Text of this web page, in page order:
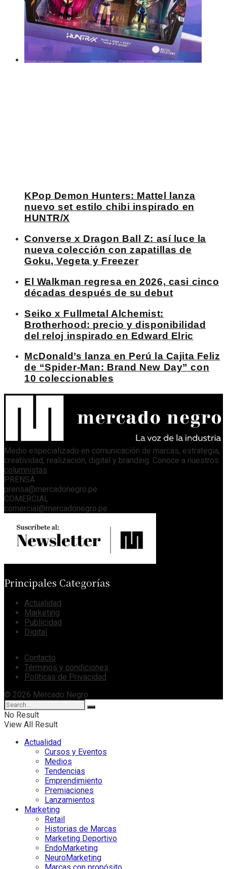
KPop Demon Hunters: Mattel lanza
nuevo set estilo chibi inspirado en
HUNTR/X
Converse x Dragon Ball Z: así luce la
nueva colección con zapatillas de
Goku, Vegeta y Freezer
El Walkman regresa en 2026, casi cinco
décadas después de su debut
Seiko x Fullmetal Alchemist:
Brotherhood: precio y disponibilidad
del reloj inspirado en Edward Elric
McDonald’s lanza en Perú la Cajita Feliz
de “Spider-Man: Brand New Day” con
10 coleccionables
Medio especializado en comunicación de marcas, estrategia,
creatividad, realización, digital y branding. Conoce a nuestros
columnistas.
PRENSA
prensa@mercadonegro.pe
COMERCIAL
comercial@mercadonegro.pe
Principales Categorías
Actualidad
Marketing
Publicidad
Digital
Contacto
Términos y condiciones
Políticas de Privacidad
© 2026 Mercado Negro
No Result
View All Result
Actualidad
Cursos y Eventos
Medios
Tendencias
Emprendimiento
Premiaciones
Lanzamientos
Marketing
Retail
Historias de Marcas
Marketing Deportivo
EndoMarketing
NeuroMarketing